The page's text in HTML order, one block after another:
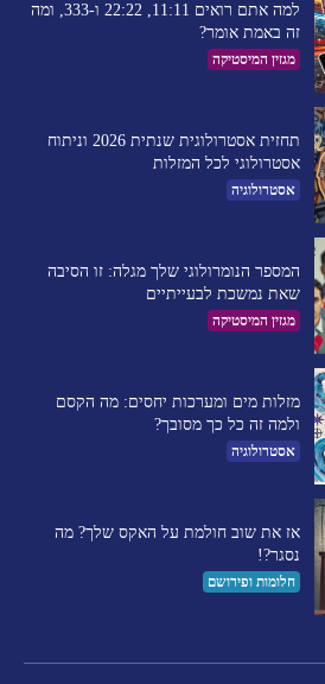
למה אתם רואים 11:11, 22:22 ו-333, ומה
זה באמת אומר?
מגזין המיסטיקה
תחזית אסטרולוגית שנתית 2026 וניתוח
אסטרולוגי לכל המזלות
אסטרולוגיה
המספר הנומרולוגי שלך מגלה: זו הסיבה
שאת נמשכת לבעייתיים​
מגזין המיסטיקה
מזלות מים ומערכות יחסים: מה הקסם
ולמה זה כל כך מסובך?
אסטרולוגיה
אז את שוב חולמת על האקס שלך? מה
נסגר?!
חלומות ופירושם